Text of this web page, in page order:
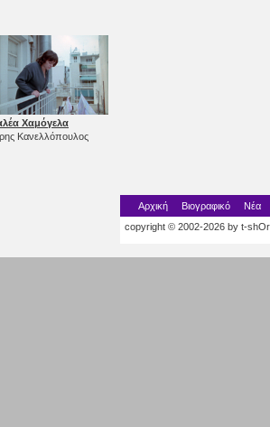
Χαμόγελα
Κανελλόπουλος
Αρχική Βιογραφικό
Νέα
copyright © 2002-2026 by t-